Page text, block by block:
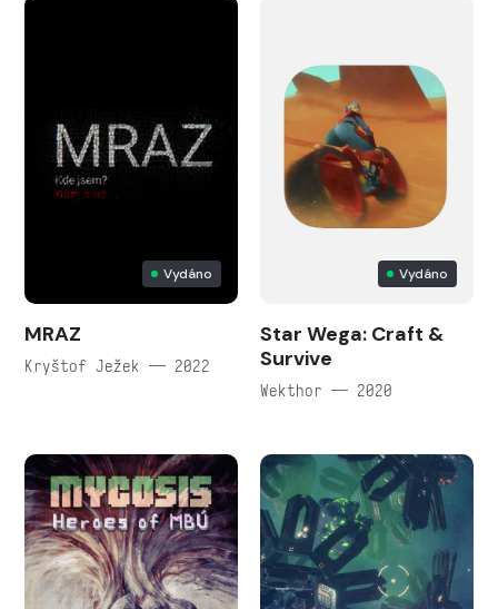
Vydáno
MRAZ
Kryštof Ježek — 2022
Vydáno
Star Wega: Craft &
Survive
Wekthor — 2020